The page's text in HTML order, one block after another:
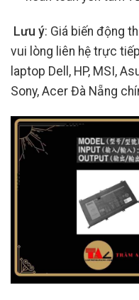
Lưu ý: Giá biến động
vui lòng liên hệ trực
laptop Dell, HP, MSI,
Sony, Acer Đà Nẵng